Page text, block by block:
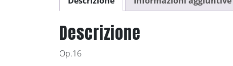
Descrizione
Op.16